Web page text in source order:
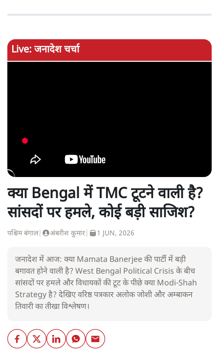
Live: जनादेश चर्चा
क्या Bengal में TMC टूटने वाली है?
सांसदों पर हमले, कोई बड़ी साजिश?
पश्चिम बंगाल| अंबरीश कुमार 1 JUN, 2026
जनादेश में आज: क्या Mamata Banerjee की पार्टी में बड़ी
बगावत होने वाली है? West Bengal Political Crisis के बीच
सांसदों पर हमले और विधायकों की टूट के पीछे क्या Modi-Shah
Strategy है? देखिए वरिष्ठ पत्रकार अलोक जोशी और अम्बाकन
तिवारी का तीखा विश्लेषण।